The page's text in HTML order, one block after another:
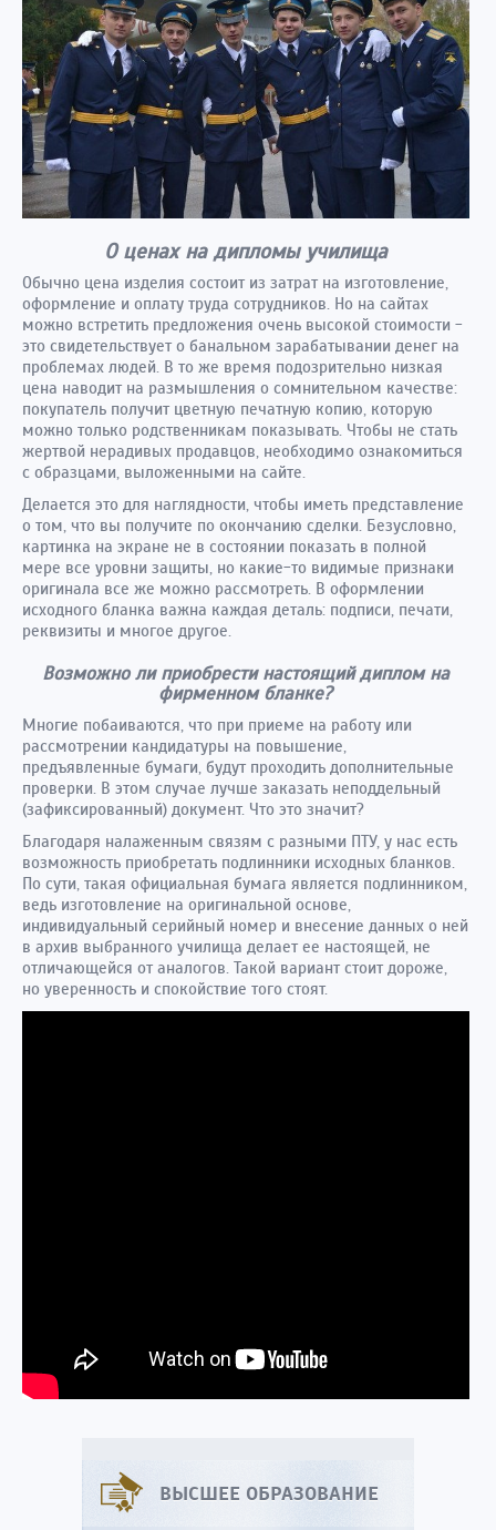
О ценах на дипломы училища
Обычно цена изделия состоит из затрат на изготовление,
оформление и оплату труда сотрудников. Но на сайтах
можно встретить предложения очень высокой стоимости -
это свидетельствует о банальном зарабатывании денег на
проблемах людей. В то же время подозрительно низкая
цена наводит на размышления о сомнительном качестве:
покупатель получит цветную печатную копию, которую
можно только родственникам показывать. Чтобы не стать
жертвой нерадивых продавцов, необходимо ознакомиться
с образцами, выложенными на сайте.
Делается это для наглядности, чтобы иметь представление
о том, что вы получите по окончанию сделки. Безусловно,
картинка на экране не в состоянии показать в полной
мере все уровни защиты, но какие-то видимые признаки
оригинала все же можно рассмотреть. В оформлении
исходного бланка важна каждая деталь: подписи, печати,
реквизиты и многое другое.
Возможно ли приобрести настоящий диплом на
фирменном бланке?
Многие побаиваются, что при приеме на работу или
рассмотрении кандидатуры на повышение,
предъявленные бумаги, будут проходить дополнительные
проверки. В этом случае лучше заказать неподдельный
(зафиксированный) документ. Что это значит?
Благодаря налаженным связям с разными ПТУ, у нас есть
возможность приобретать подлинники исходных бланков.
По сути, такая официальная бумага является подлинником,
ведь изготовление на оригинальной основе,
индивидуальный серийный номер и внесение данных о ней
в архив выбранного училища делает ее настоящей, не
отличающейся от аналогов. Такой вариант стоит дороже,
но уверенность и спокойствие того стоят.
ВЫСШЕЕ ОБРАЗОВАНИЕ